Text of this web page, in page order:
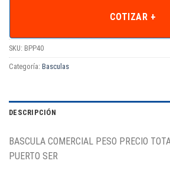
COTIZAR +
SKU: BPP40
Categoría: Basculas
DESCRIPCIÓN
BASCULA COMERCIAL PESO PRECIO
PUERTO SER